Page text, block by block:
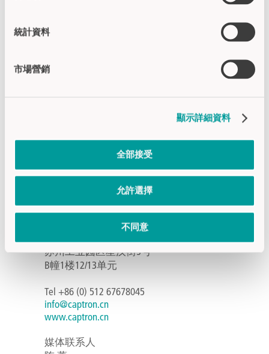
統計資料
市場營銷
顯示詳細資料
全部接受
允許選擇
不同意
sales@captron.cn
工作时间
周一至周五: 09:00 - 17:30
苏州工业园区星汉街5号
B幢1楼12/13单元
Tel +86 (0) 512 67678045
info@captron.cn
www.captron.cn
媒体联系人